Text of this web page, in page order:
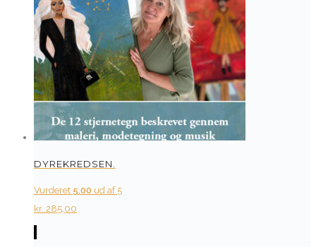
DYREKREDSEN.
Vurderet 5.00 ud af 5
kr. 285,00